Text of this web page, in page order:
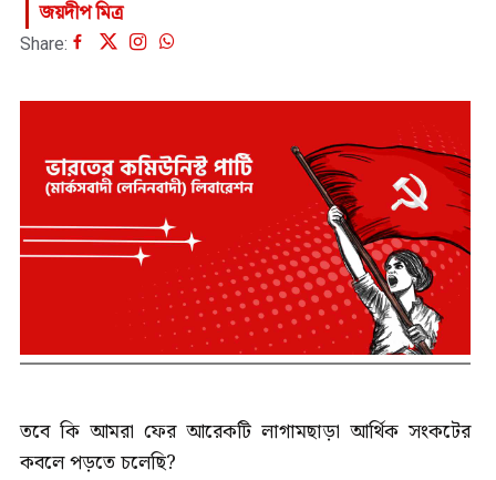
জয়দীপ মিত্র
Share:
তবে কি আমরা ফের আরেকটি লাগামছাড়া আর্থিক সংকটের
কবলে পড়তে চলেছি?